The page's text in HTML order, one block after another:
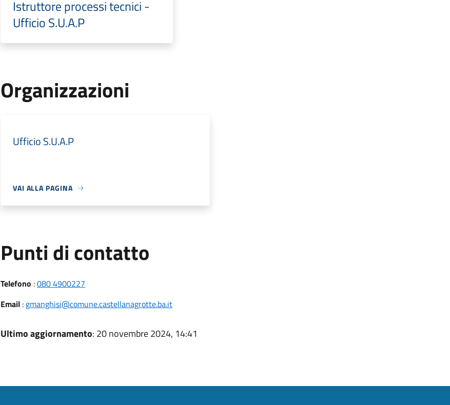
Istruttore processi tecnici -
Ufficio S.U.A.P
Organizzazioni
Ufficio S.U.A.P
VAI ALLA PAGINA
Punti di contatto
Telefono :080 4900227
Email: gmanghisi@comune.castellanagrotte.ba.it
Ultimo aggiornamento: 20 novembre 2024, 14:41